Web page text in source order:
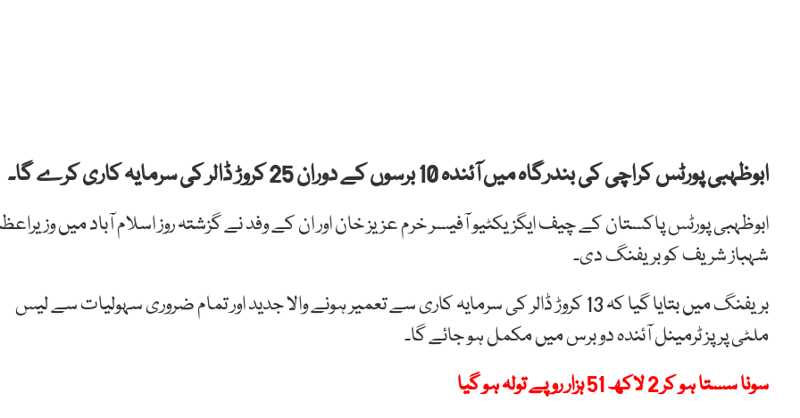
ابوظہبی پورٹس کراچی کی بندرگاہ میں آئندہ 10 برسوں کے دوران 25 کروڑ ڈالر کی سرمایہ کاری کرے گا۔
ابوظہبی پورٹس پاکستان کے چیف ایگزیکٹیو آفیسر خرم عزیز خان اور ان کے وفد نے گزشتہ روز اسلام آباد میں
شہباز شریف کو بریفنگ دی۔
بریفنگ میں بتایا گیا کہ 13 کروڑ ڈالر کی سرمایہ کاری سے تعمیر ہونے والا جدید اور تمام ضروری سہولیات سے لیس
ملٹی پرپز ٹرمینل آئندہ دو برس میں مکمل ہو جائے گا۔
سونا سستا ہو کر 2 لاکھ 51 ہزار روپے تولہ ہو گیا